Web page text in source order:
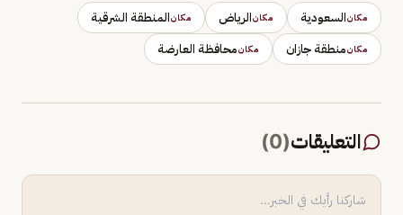
مكانالسعودية مكانالرياض مكانالمنطقة الشرقية
مكانمنطقة جازان مكانمحافظة العارضة
التعليقات(
0
)